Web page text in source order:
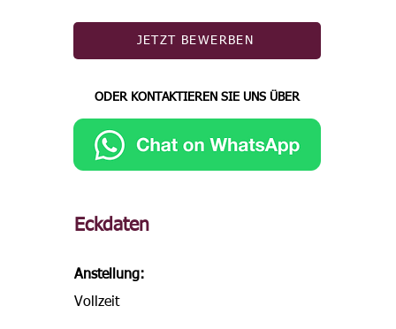
JETZT BEWERBEN
ODER KONTAKTIEREN SIE UNS ÜBER
Eckdaten
Anstellung:
Vollzeit